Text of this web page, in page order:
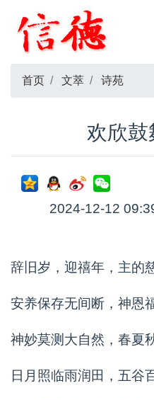
首页 文萃 诗苑
欢欣鼓
2024-12-12
辞旧岁，迎禧年，主的
安养保存无间断，神恩
神妙莫测大自然，春夏
日月照临雨润田，五谷